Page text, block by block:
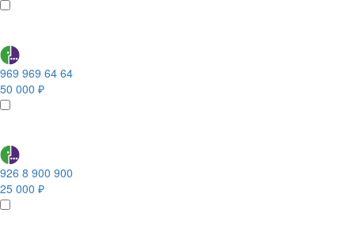
969 969 64 64
50 000 ₽
926 8 900 900
25 000 ₽